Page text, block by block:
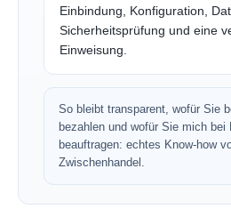
Einbindung, Konfiguration,
Sicherheitsprüfung und eine
Einweisung.
So bleibt transparent, wofür Sie
bezahlen und wofür Sie mich bei
beauftragen: echtes Know-how
Zwischenhandel.